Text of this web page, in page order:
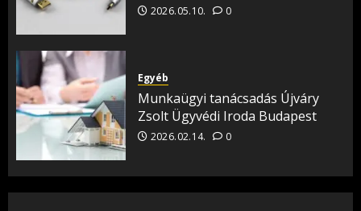
2026.05.10. 0
Egyéb
Munkaügyi tanácsadás Újváry
Zsolt Ügyvédi Iroda Budapest
2026.02.14. 0